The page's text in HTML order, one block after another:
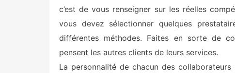
c’est de vous renseigner sur les réelles
vous devez sélectionner quelques
différentes méthodes. Faites en sorte de
pensent les autres clients de leurs services.
La personnalité de chacun des